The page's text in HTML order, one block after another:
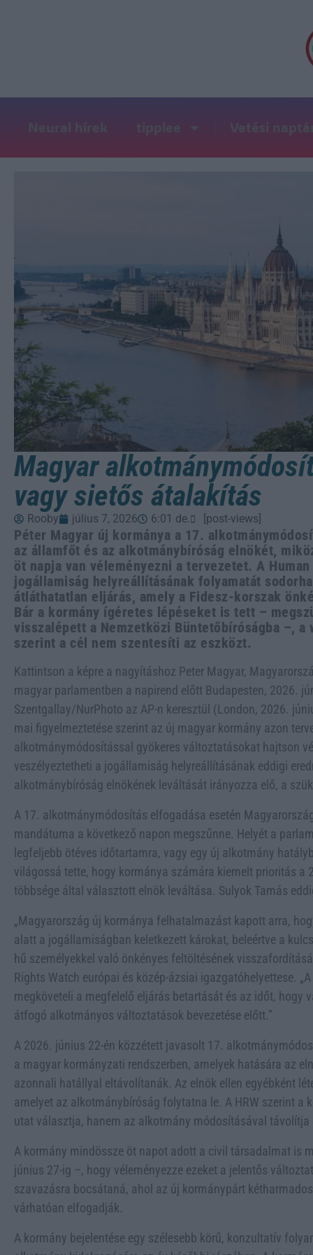
Neural hírek tipplee Vetési
Magyar
vagy sietős átalakítás
Rooby július 7, 2026 6:01 de. [post-views]
Péter Magyar új kormánya a 17.
az államfőt és az alkotmánybíróság elnökét,
öt napja van véleményezni a tervezetet. A
jogállamiság helyreállításának folyamatát
átláthatatlan eljárás, amely a Fidesz-korszak
Bár a kormány ígéretes lépéseket is tett –
visszalépett a Nemzetközi Büntetőbíróságba –,
szerint a cél nem szentesíti az eszközt.
Kattintson a képre a nagyításhoz Peter Magyar,
magyar parlamentben a napirend előtt Budapesten, 2026.
Szentgallay/NurPhoto az AP-n keresztül (London, 2026.
mai figyelmeztetése szerint az új magyar kormány azon
alkotmánymódosítással gyökeres változtatásokat hajtson
veszélyeztetheti a jogállamiság helyreállításának eddigi
alkotmánybíróság elnökének leváltását irányozza elő, a
A 17. alkotmánymódosítás elfogadása esetén
mandátuma a következő napon megszűnne. Helyét a
legfeljebb ötéves időtartamra, vagy egy új alkotmány
világossá tette, hogy kormánya számára kiemelt prioritás a
többsége által választott elnök leváltása. Sulyok Tamás
„Magyarország új kormánya felhatalmazást kapott arra,
alatt a jogállamiságban keletkezett károkat, beleértve a
hű személyekkel való önkényes feltöltésének
Rights Watch európai és közép-ázsiai igazgatóhelyettese.
megköveteli a megfelelő eljárás betartását és az időt, hogy
átfogó alkotmányos változtatások bevezetése előtt.”
A 2026. június 22-én közzétett javasolt 17.
a magyar kormányzati rendszerben, amelyek hatására az
azonnali hatállyal eltávolítanák. Az elnök ellen egyébként
amelyet az alkotmánybíróság folytatna le. A HRW szerint a
utat választja, hanem az alkotmány módosításával
A kormány mindössze öt napot adott a civil társadalmat is
június 27-ig –, hogy véleményezze ezeket a jelentős
szavazásra bocsátaná, ahol az új kormánypárt
várhatóan elfogadják.
A kormány bejelentése egy szélesebb körű, konzultatív